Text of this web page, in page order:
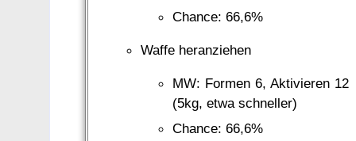
Chance: 66,6%
Waffe heranziehen
MW: Formen 6, Aktivieren 12
(5kg, etwa schneller)
Chance: 66,6%